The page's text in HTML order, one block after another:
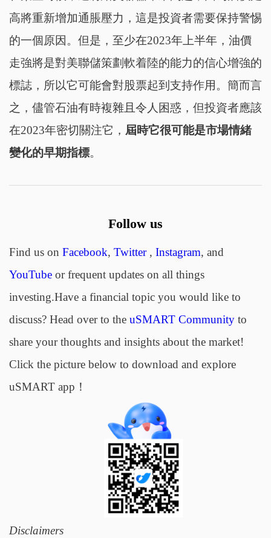
高將重新增加通脹壓力，這是投資者需要保持警惕
的一個原因。但是，至少在2023年上半年，油價
走強將是對美聯儲策劃軟着陸的能力的信心增強的
標誌，所以它可能會對股票起到支持作用。簡而言
之，儘管石油有時複雜且令人困惑，但投資者應該
在2023年密切關注它， 屆時它很可能是市場情緒
變化的早期指標。
Follow us
Find us on Facebook, Twitter, Instagram, and
YouTubeor frequent updates on all things
investing.Have a financial topic you would like to
discuss? Head over to the uSMART Communityto
share your thoughts and insights about the market!
Click the picture below to download and explore
uSMART app！
Disclaimers